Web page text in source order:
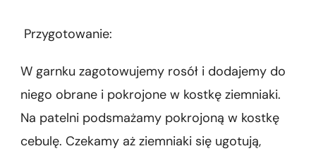
Przygotowanie:
W garnku zagotowujemy rosół i dodajemy do
niego obrane i pokrojone w kostkę ziemniaki.
Na patelni podsmażamy pokrojoną w kostkę
cebulę. Czekamy aż ziemniaki się ugotują,